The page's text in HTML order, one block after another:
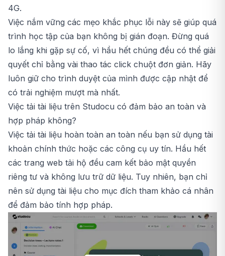
4G.
Việc nắm vững các mẹo khắc phục lỗi này sẽ giúp quá
trình học tập của bạn không bị gián đoạn. Đừng quá
lo lắng khi gặp sự cố, vì hầu hết chúng đều có thể giải
quyết chỉ bằng vài thao tác click chuột đơn giản. Hãy
luôn giữ cho trình duyệt của mình được cập nhật để
có trải nghiệm mượt mà nhất.
Việc tải tài liệu trên Studocu có đảm bảo an toàn và
hợp pháp không?
Việc tải tài liệu hoàn toàn an toàn nếu bạn sử dụng tài
khoản chính thức hoặc các công cụ uy tín. Hầu hết
các trang web tải hộ đều cam kết bảo mật quyền
riêng tư và không lưu trữ dữ liệu. Tuy nhiên, bạn chỉ
nên sử dụng tài liệu cho mục đích tham khảo cá nhân
để đảm bảo tính hợp pháp.